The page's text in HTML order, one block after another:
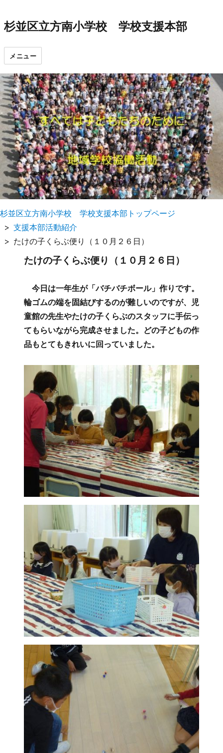
杉並区立方南小学校 学校支援本部
メニュー
杉並区立方南小学校 学校支援本部トップページ
支援本部活動紹介
たけの子くらぶ便り（１０月２６日）
たけの子くらぶ便り（１０月２６日）
今日は一年生が「バチバチボール」作りです。
輪ゴムの端を固結びするのが難しいのですが、児
童館の先生やたけの子くらぶのスタッフに手伝っ
てもらいながら完成させました。どの子どもの作
品もとてもきれいに回っていました。